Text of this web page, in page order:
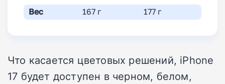
Вес
167 г 177 г
Что касается цветовых решений, iPhone
17 будет доступен в черном, белом,